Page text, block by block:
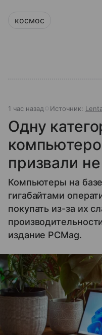
космос
1 час назад Источник:
Одну
призвали
Компьютеры на
гигабайтами
покупать из-за их
издание PCMag.